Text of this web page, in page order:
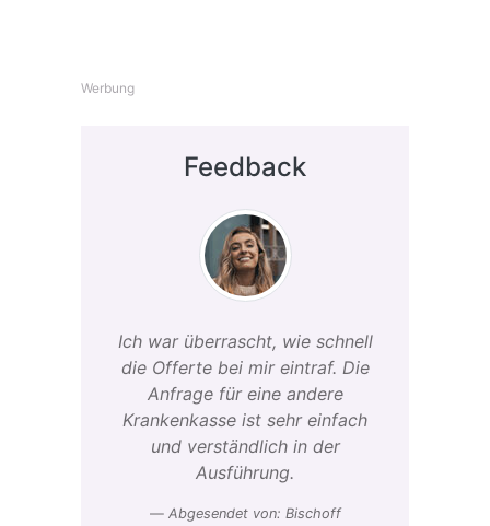
Werbung
Feedback
Ich war überrascht, wie schnell
die Offerte bei mir eintraf. Die
Anfrage für eine andere
Krankenkasse ist sehr einfach
und verständlich in der
Ausführung.
Abgesendet von: Bischoff